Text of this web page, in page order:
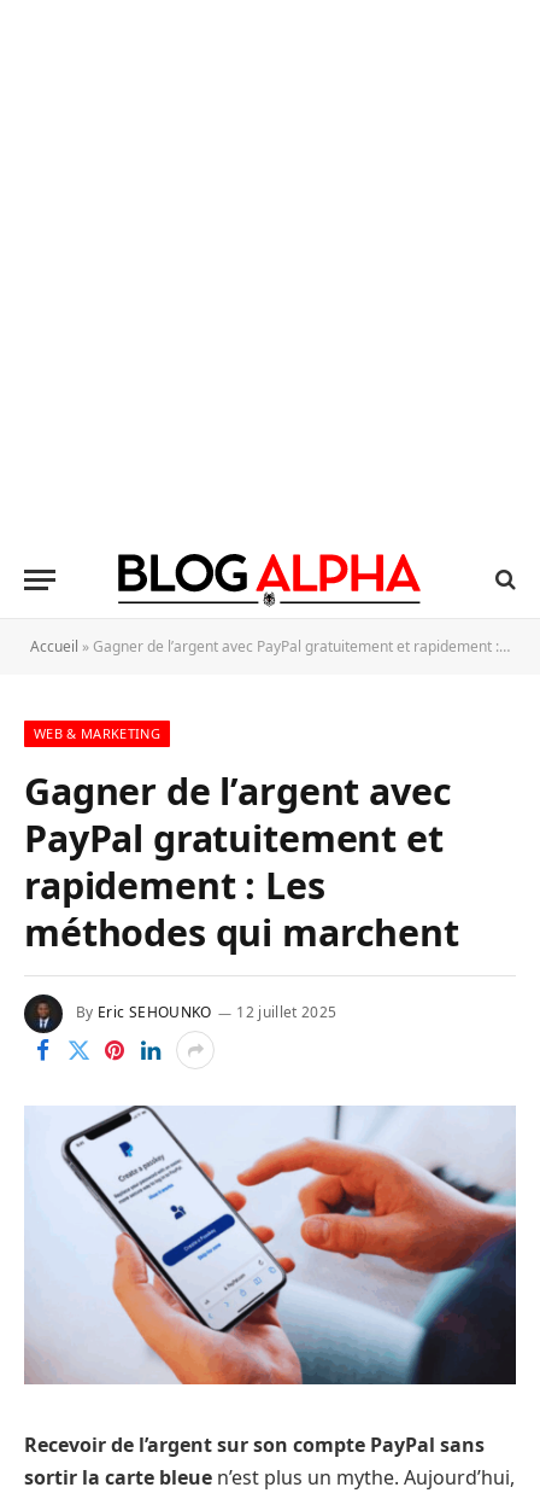
Accueil » Gagner de l’argent avec PayPal gratuitement et rapidement : Les méthodes qui marchent
WEB & MARKETING
Gagner de l’argent avec
PayPal gratuitement et
rapidement : Les
méthodes qui marchent
By Eric SEHOUNKO 12 juillet 2025
Recevoir de l’argent sur son compte PayPal sans
sortir la carte bleue n’est plus un mythe. Aujourd’hui,